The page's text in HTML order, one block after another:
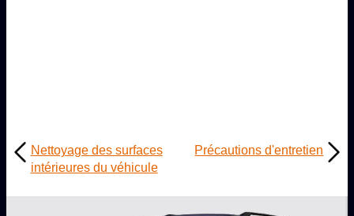
Nettoyage des surfaces
intérieures du véhicule
Précautions d'entretien